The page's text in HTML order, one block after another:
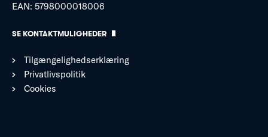
EAN: 5798000018006
SE KONTAKTMULIGHEDER
Tilgængelighedserklæring
Privatlivspolitik
Cookies